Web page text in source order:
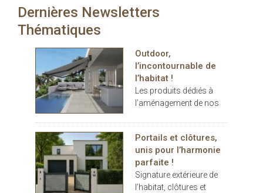
durable, esthétique et
totalement occultante, le
Satiné 21154, pour une
parfaite harmonie des
façades.
carport… les espaces
prolongements de
l’habitat. Dans ce
contexte, THERMOTOP®
s’impose comme un
partenaire clé pour
concevoir des espaces
de vie confortables,
esthétiques et durables,
dedans comme dehors.
Dernières Newsletters
Thématiques
Outdoor,
l’incontournable de
l’habitat !
Les produits dédiés à
l’aménagement de nos
des dernières années
comme des éléments
indispensables au
confort.
Portails et clôtures,
unis pour l’harmonie
parfaite !
Signature extérieure de
l’habitat, clôtures et